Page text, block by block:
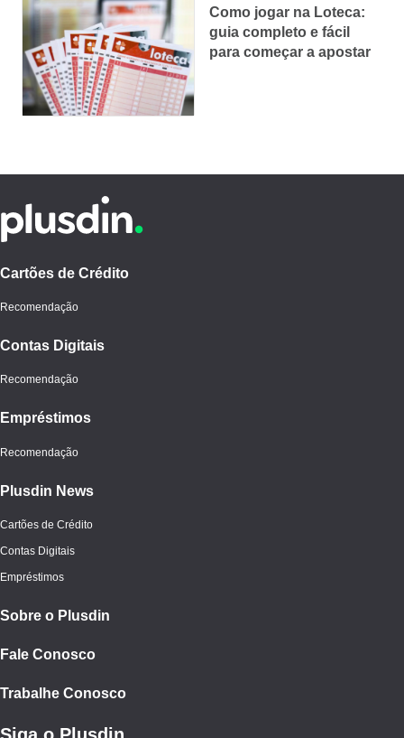
Como jogar na Loteca:
guia completo e fácil
para começar a apostar
Cartões de Crédito
Recomendação
Contas Digitais
Recomendação
Empréstimos
Recomendação
Plusdin News
Cartões de Crédito
Contas Digitais
Empréstimos
Sobre o Plusdin
Fale Conosco
Trabalhe Conosco